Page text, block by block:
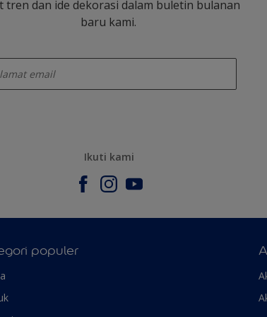
tren dan ide dekorasi dalam buletin bulanan
baru kami.
Ikuti kami
populer